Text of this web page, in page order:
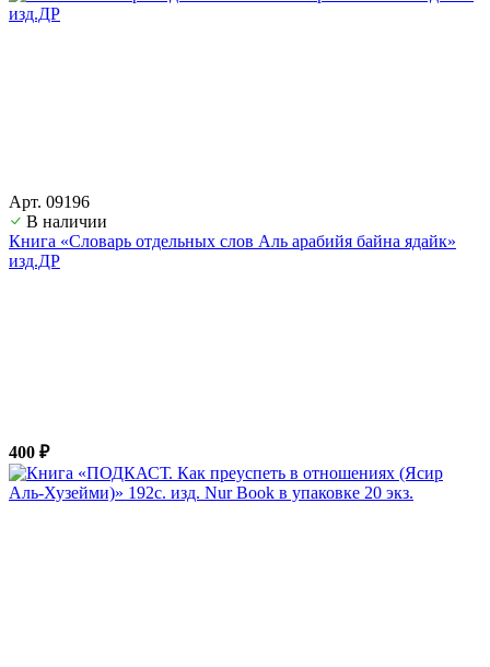
Арт. 09196
В наличии
Книга «Словарь отдельных слов Аль арабийя байна ядайк»
изд.ДР
400 ₽